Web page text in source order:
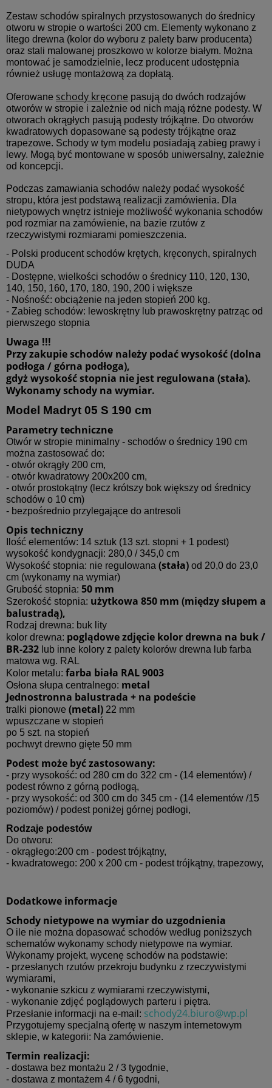
Zestaw schodów spiralnych przystosowanych do średnicy
otworu w stropie o wartości 200 cm. Elementy wykonano z
litego drewna (kolor do wyboru z palety barw producenta)
oraz stali malowanej proszkowo w kolorze białym. Można
montować je samodzielnie, lecz producent udostępnia
również usługę montażową za dopłatą.
Oferowane schody kręcone pasują do dwóch rodzajów
otworów w stropie i zależnie od nich mają różne podesty. W
otworach okrągłych pasują podesty trójkątne. Do otworów
kwadratowych dopasowane są podesty trójkątne oraz
trapezowe. Schody w tym modelu posiadają zabieg prawy i
lewy. Mogą być montowane w sposób uniwersalny, zależnie
od koncepcji.
Podczas zamawiania schodów należy podać wysokość
stropu, która jest podstawą realizacji zamówienia. Dla
nietypowych wnętrz istnieje możliwość wykonania schodów
pod rozmiar na zamówienie, na bazie rzutów z
rzeczywistymi rozmiarami pomieszczenia.
- Polski producent schodów krętych, kręconych, spiralnych
DUDA
- Dostępne, wielkości schodów o średnicy 110, 120, 130,
140, 150, 160, 170, 180, 190, 200 i większe
- Nośność: obciążenie na jeden stopień 200 kg.
- Zabieg schodów: lewoskrętny lub prawoskrętny patrząc od
pierwszego stopnia
Uwaga !!!
Przy zakupie schodów należy podać wysokość (dolna
podłoga / górna podłoga),
gdyż wysokość stopnia nie jest regulowana (stała).
Wykonamy schody na wymiar.
Model Madryt 05 S 190 cm
Parametry techniczne
Otwór w stropie minimalny - schodów o średnicy 190 cm
można zastosować do:
- otwór okrągły 200 cm,
- otwór kwadratowy 200x200 cm,
- otwór prostokątny (lecz krótszy bok większy od średnicy
schodów o 10 cm)
- bezpośrednio przylegające do antresoli
Opis techniczny
Ilość elementów: 14 sztuk (13 szt. stopni + 1 podest)
wysokość kondygnacji: 280,0 / 345,0 cm
Wysokość stopnia: nie regulowana (stała) od 20,0 do 23,0
cm (wykonamy na wymiar)
Grubość stopnia: 50 mm
Szerokość stopnia: użytkowa 850 mm (między słupem a
balustradą),
Rodzaj drewna: buk lity
kolor drewna: poglądowe zdjęcie kolor drewna na buk /
BR-232 lub inne kolory z palety kolorów drewna lub farba
matowa wg. RAL
Kolor metalu: farba biała RAL 9003
Osłona słupa centralnego: metal
Jednostronna balustrada + na podeście
tralki pionowe (metal) 22 mm
wpuszczane w stopień
po 5 szt. na stopień
pochwyt drewno gięte 50 mm
Podest może być zastosowany:
- przy wysokość: od 280 cm do 322 cm - (14 elementów) /
podest równo z górną podłogą,
- przy wysokość: od 300 cm do 345 cm - (14 elementów /15
poziomów) / podest poniżej górnej podłogi,
Rodzaje podestów
Do otworu:
- okrągłego:200 cm - podest trójkątny,
- kwadratowego: 200 x 200 cm - podest trójkątny, trapezowy,
Dodatkowe informacje
Schody nietypowe na wymiar do uzgodnienia
O ile nie można dopasować schodów według poniższych
schematów wykonamy schody nietypowe na wymiar.
Wykonamy projekt, wycenę schodów na podstawie:
- przesłanych rzutów przekroju budynku z rzeczywistymi
wymiarami,
- wykonanie szkicu z wymiarami rzeczywistymi,
- wykonanie zdjęć poglądowych parteru i piętra.
Przesłanie informacji na e-mail: schody24.biuro@wp.pl
Przygotujemy specjalną ofertę w naszym internetowym
sklepie, w kategorii: Na zamówienie.
Termin realizacji:
- dostawa bez montażu 2 / 3 tygodnie,
- dostawa z montażem 4 / 6 tygodni,